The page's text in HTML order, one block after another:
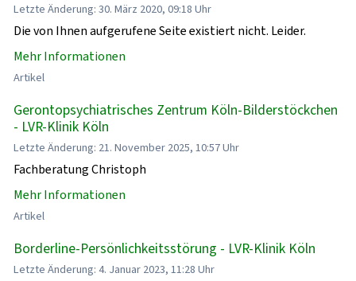
Letzte Änderung: 30. März 2020, 09:18 Uhr
Die von Ihnen aufgerufene Seite existiert nicht. Leider.
Mehr Informationen
Artikel
Gerontopsychiatrisches Zentrum Köln-Bilderstöckchen
- LVR-Klinik Köln
Letzte Änderung: 21. November 2025, 10:57 Uhr
Fachberatung Christoph
Mehr Informationen
Artikel
Borderline-Persönlichkeitsstörung - LVR-Klinik Köln
Letzte Änderung: 4. Januar 2023, 11:28 Uhr